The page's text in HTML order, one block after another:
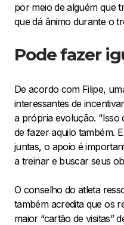
por meio de alguém que
que dá ânimo durante o
Pode fazer
De acordo com Filipe,
interessantes de
a própria evolução. “Isso
de fazer aquilo também.
juntas, o apoio é
a treinar e buscar seus
O conselho do atleta
também acredita que os
maior “cartão de visitas”